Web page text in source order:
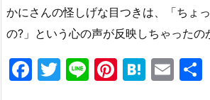
かにさんの怪しげな目つきは、「ちょ
の?」という心の声が反映しちゃったの
F
T
Li Pi H
E